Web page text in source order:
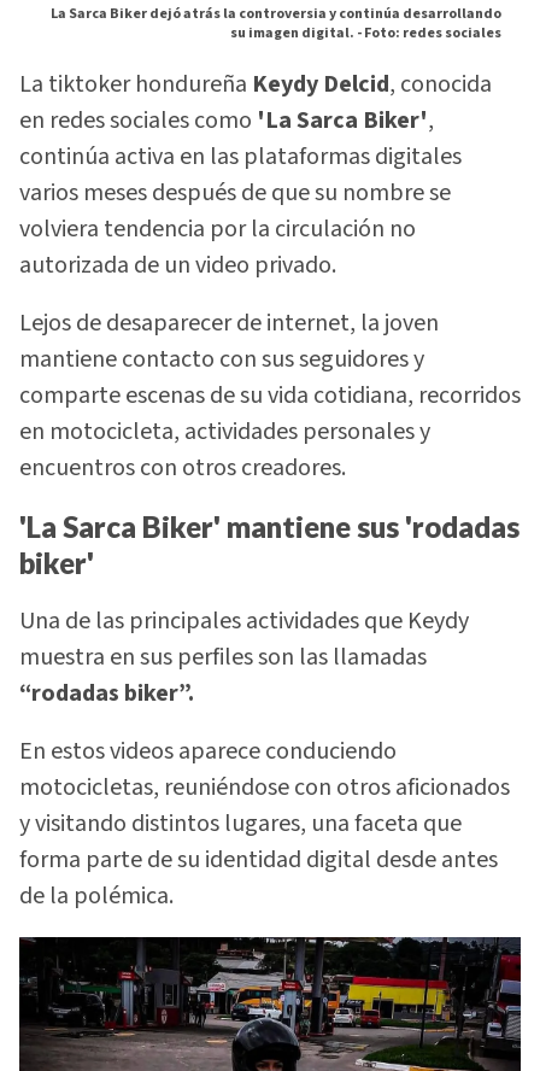
La Sarca Biker dejó atrás la controversia y continúa desarrollando
su imagen digital. -Foto: redes sociales
La tiktoker hondureña Keydy Delcid, conocida
en redes sociales como 'La Sarca Biker',
continúa activa en las plataformas digitales
varios meses después de que su nombre se
volviera tendencia por la circulación no
autorizada de un video privado.
Lejos de desaparecer de internet, la joven
mantiene contacto con sus seguidores y
comparte escenas de su vida cotidiana, recorridos
en motocicleta, actividades personales y
encuentros con otros creadores.
'La Sarca Biker' mantiene sus 'rodadas
biker'
Una de las principales actividades que Keydy
muestra en sus perfiles son las llamadas
“rodadas biker”.
En estos videos aparece conduciendo
motocicletas, reuniéndose con otros aficionados
y visitando distintos lugares, una faceta que
forma parte de su identidad digital desde antes
de la polémica.